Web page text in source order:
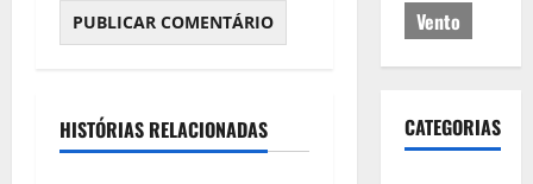
HISTÓRIAS RELACIONADAS
Vento
CATEGORIAS